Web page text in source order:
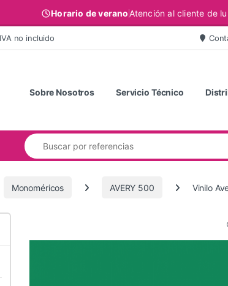
Horario de veranoAtención al cliente de
no incluido
Sobre Nosotros Servicio Técnico
Buscar:
Monoméricos AVERY 500 Vinilo